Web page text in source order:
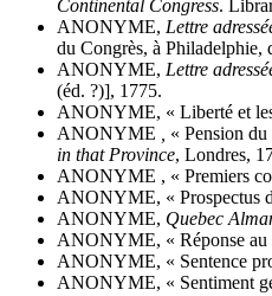
Continental Congress.
ANONYME, Lettre
du Congrès, à
ANONYME, Lettre
(éd. ?)], 1775.
ANONYME, « Liberté et
ANONYME
« Pension
in that Province, Londres,
ANONYME , « Premiers
ANONYME, « Prospectus
ANONYME, Quebec
ANONYME, « Réponse au
ANONYME, « Sentence
ANONYME, « Sentiment